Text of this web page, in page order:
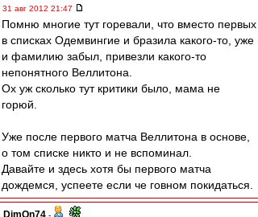
31 авг 2012 21:47
Помню многие тут горевали, что вместо первых
в списках Одемвингие и бразила какого-то, уже
и фамилию забыл, привезли какого-то
непонятного Веллитона.
Ох уж сколько тут критики было, мама не
горюй.
Уже после первого матча Веллитона в основе,
о том списке никто и не вспоминал.
Давайте и здесь хотя бы первого матча
дождемся, успеете если че говном покидаться.
DimOn74 -